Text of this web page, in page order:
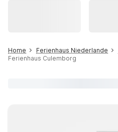
Home Ferienhaus Niederlande
Ferienhaus Culemborg